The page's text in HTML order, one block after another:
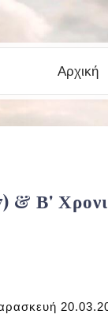
Αρχική
& Β'